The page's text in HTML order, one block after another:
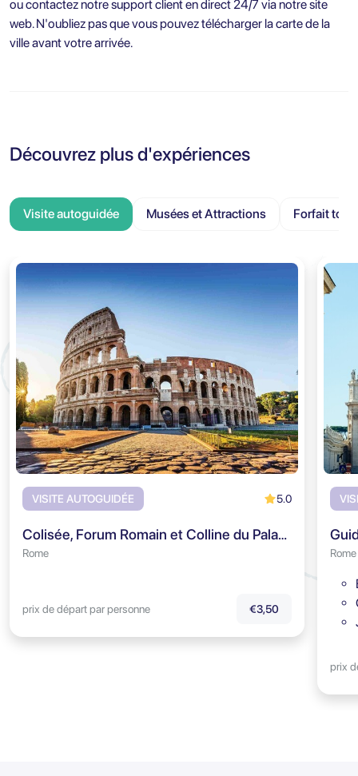
ou contactez notre support client en direct 24/7 via notre site
web. N'oubliez pas que vous pouvez télécharger la carte de la
ville avant votre arrivée.
Découvrez plus d'expériences
Visite autoguidée Musées et Attractions Forfait
VISITE AUTOGUIDÉE 5.0
Colisée, Forum Romain et Colline du Palatin - Visite audioguidée
Rome
prix de départ par personne €3,50
Rome
prix